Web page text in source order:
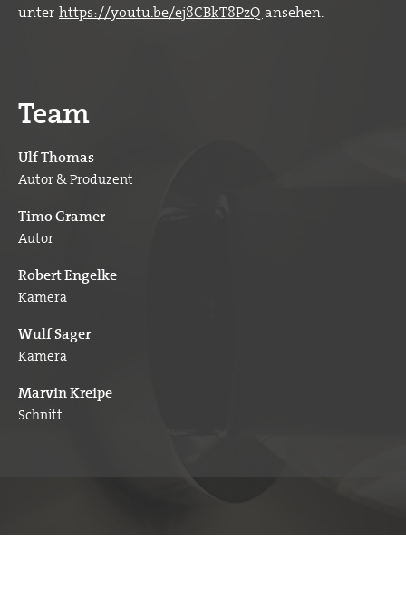
unter https://youtu.be/ej8CBkT8PzQ ansehen.
Team
Ulf Thomas
Autor & Produzent
Timo Gramer
Autor
Robert Engelke
Kamera
Wulf Sager
Kamera
Marvin Kreipe
Schnitt